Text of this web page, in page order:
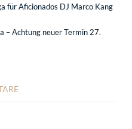
für Aficionados DJ Marco Kang
– Achtung neuer Termin 27.